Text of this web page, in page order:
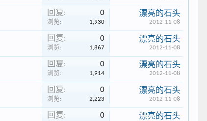
回复: 0
浏览: 1,930
漂亮的石头
2012-11-08
回复: 0
浏览: 1,867
漂亮的石头
2012-11-08
回复: 0
浏览: 1,914
漂亮的石头
2012-11-08
回复: 0
浏览: 2,223
漂亮的石头
2012-11-08
回复: 0 漂亮的石头